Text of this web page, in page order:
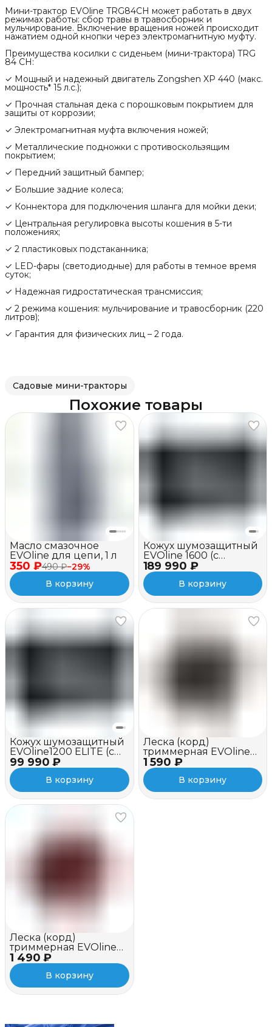
Мини-трактор EVOline TRG84CH может работать в двух
режимах работы: сбор травы в травосборник и
мульчирование. Включение вращения ножей происходит
нажатием одной кнопки через электромагнитную муфту.
Преимущества косилки с сиденьем (мини-трактора) TRG
84 CH:
✓ Мощный и надежный двигатель Zongshen XP 440 (макс.
мощность* 15 л.с.);
✓ Прочная стальная дека с порошковым покрытием для
защиты от коррозии;
✓ Электромагнитная муфта включения ножей;
✓ Металлические подножки с противоскользящим
покрытием;
✓ Передний защитный бампер;
✓ Большие задние колеса;
✓ Коннектора для подключения шланга для мойки деки;
✓ Центральная регулировка высоты кошения в 5-ти
положениях;
✓ 2 пластиковых подстаканника;
✓ LED-фары (светодиодные) для работы в темное время
суток;
✓ Надежная гидростатическая трансмиссия;
✓ 2 режима кошения: мульчирование и травосборник (220
литров);
✓ Гарантия для физических лиц – 2 года.
Садовые мини-тракторы
Похожие товары
350 ₽490 ₽−29%
Масло смазочное
EVOline для цепи, 1 л
В корзину
189 990 ₽
Кожух шумозащитный
EVOline 1600 (c
вентилятором и
зимним пакетом)
В корзину
99 990 ₽
Кожух шумозащитный
EVOline1200 ELITE (c
вентилятором)
В корзину
1 590 ₽
Леска (корд)
триммерная EVOline
DUO POWER (2.4 мм,
81 метр)
В корзину
1 490 ₽
Леска (корд)
триммерная EVOline
SILENT CUT (2.4 мм, 81
метр)
В корзину